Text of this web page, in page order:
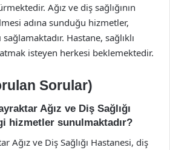
Ağız ve diş sağlığının
adına sunduğu hizmetler,
Hastane, sağlıklı
isteyen herkesi beklemektedir.
Sorular)
Ağız ve Diş Sağlığı
hizmetler sunulmaktadır?
Ağız ve Diş Sağlığı Hastanesi, diş